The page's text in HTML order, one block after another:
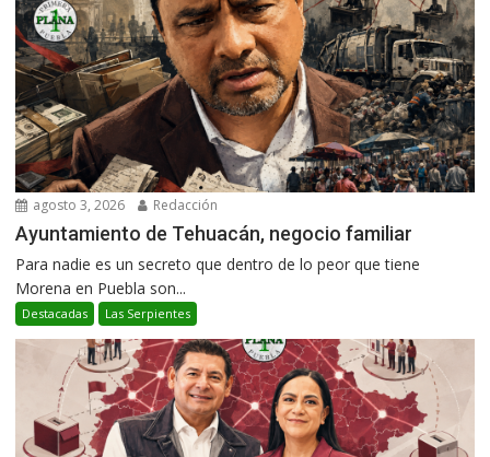
agosto 3, 2026 Redacción
Ayuntamiento de Tehuacán, negocio familiar
Para nadie es un secreto que dentro de lo peor que tiene
Morena en Puebla son...
Destacadas Las Serpientes